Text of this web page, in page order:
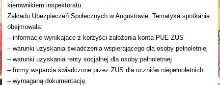
kierownikiem inspektoratu
Zakładu Ubezpieczeń Społecznych w Augustowie. Tematyka spotkania
obejmowała:
– informacje wynikające z korzyści założenia konta PUE ZUS
– warunki uzyskania świadczenia wspierającego dla osoby pełnoletniej
– warunki uzyskania renty socjalnej dla osoby pełnoletniej
– formy wsparcia świadczone przez ZUS dla uczniów niepełnoletnich
– wymaganą dokumentację.